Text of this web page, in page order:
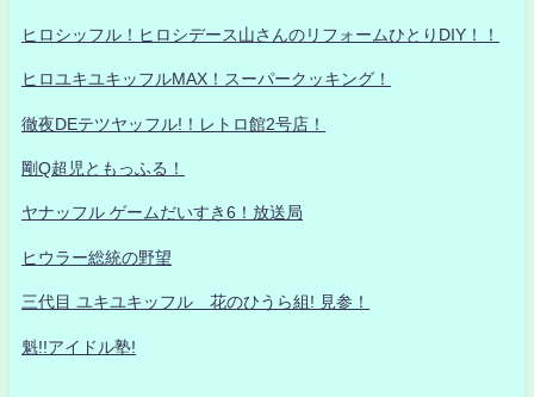
ヒロシッフル！ヒロシデース山さんのリフォームひとりDIY！！
ヒロユキユキッフルMAX！スーパークッキング！
徹夜DEテツヤッフル!！レトロ館2号店！
剛Q超児ともっふる！
ヤナッフル ゲームだいすき6！放送局
ヒウラー総統の野望
三代目 ユキユキッフル 花のひうら組! 見参！
魁!!アイドル塾!